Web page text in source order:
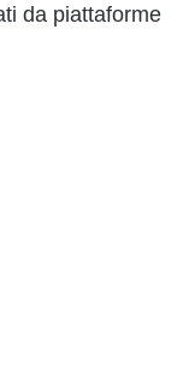
da piattaforme